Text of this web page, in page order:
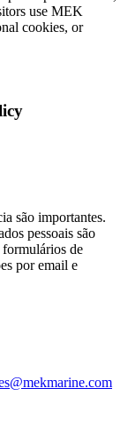
use MEK
cookies, or
são importantes.
pessoais são
formulários de
por email e